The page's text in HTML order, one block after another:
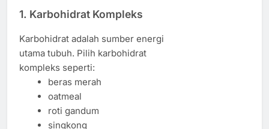
1. Karbohidrat Kompleks
Karbohidrat adalah sumber energi
utama tubuh. Pilih karbohidrat
kompleks seperti:
beras merah
oatmeal
roti gandum
singkong